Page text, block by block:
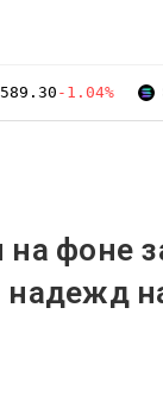
-1.04%
на фоне